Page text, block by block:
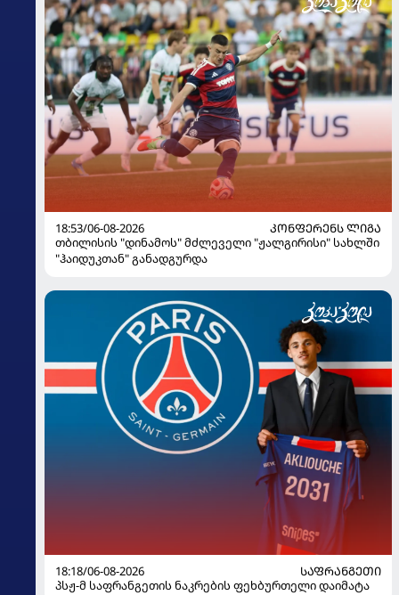
18:53/06-08-2026
ᲙᲝᲜᲤᲔᲠᲔᲜᲡ ᲚᲘᲒᲐ
თბილისის "დინამოს" მძლეველი "ჟალგირისი" სახლში
"ჰაიდუკთან" განადგურდა
18:18/06-08-2026
ᲡᲐᲤᲠᲐᲜᲒᲔᲗᲘ
პსჟ-მ საფრანგეთის ნაკრების ფეხბურთელი დაიმატა